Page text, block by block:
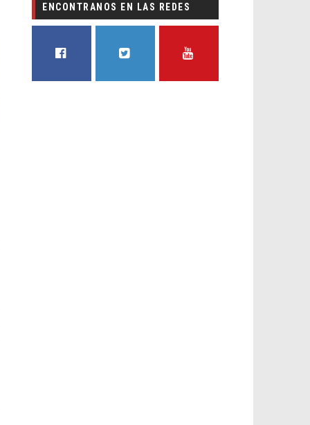
ENCONTRANOS EN LAS REDES